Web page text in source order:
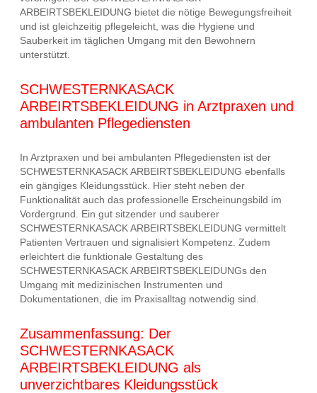
ARBEIRTSBEKLEIDUNG bietet die nötige Bewegungsfreiheit
und ist gleichzeitig pflegeleicht, was die Hygiene und
Sauberkeit im täglichen Umgang mit den Bewohnern
unterstützt.
SCHWESTERNKASACK
ARBEIRTSBEKLEIDUNG in Arztpraxen und
ambulanten Pflegediensten
In Arztpraxen und bei ambulanten Pflegediensten ist der
SCHWESTERNKASACK ARBEIRTSBEKLEIDUNG ebenfalls
ein gängiges Kleidungsstück. Hier steht neben der
Funktionalität auch das professionelle Erscheinungsbild im
Vordergrund. Ein gut sitzender und sauberer
SCHWESTERNKASACK ARBEIRTSBEKLEIDUNG vermittelt
Patienten Vertrauen und signalisiert Kompetenz. Zudem
erleichtert die funktionale Gestaltung des
SCHWESTERNKASACK ARBEIRTSBEKLEIDUNGs den
Umgang mit medizinischen Instrumenten und
Dokumentationen, die im Praxisalltag notwendig sind.
Zusammenfassung: Der
SCHWESTERNKASACK
ARBEIRTSBEKLEIDUNG als
unverzichtbares Kleidungsstück